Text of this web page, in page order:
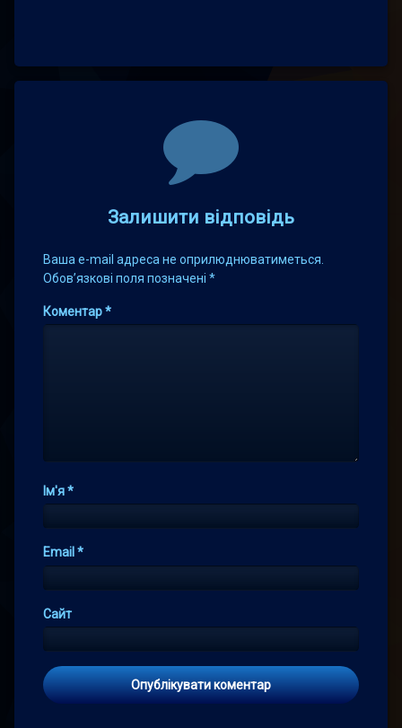
Залишити відповідь
Ваша e-mail адреса не оприлюднюватиметься.
Обов’язкові поля позначені *
Коментар*
Ім'я*
Email *
Сайт